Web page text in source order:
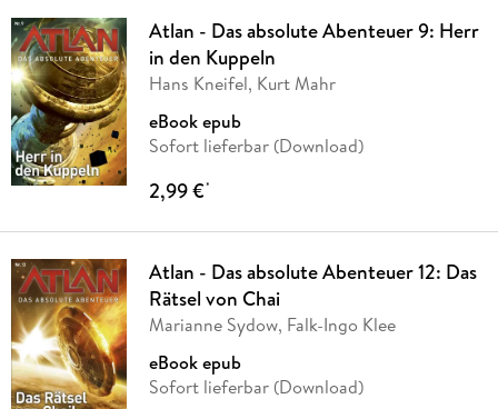
Atlan - Das absolute Abenteuer 9: Herr
in den Kuppeln
Hans Kneifel, Kurt Mahr
eBook epub
Sofort lieferbar (Download)
2,99 €*
Atlan - Das absolute Abenteuer 12: Das
Rätsel von Chai
Marianne Sydow, Falk-Ingo Klee
eBook epub
Sofort lieferbar (Download)